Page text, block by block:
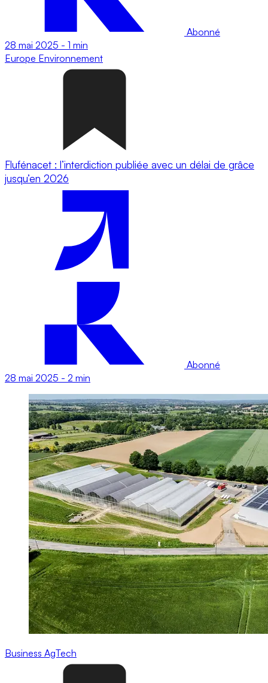
Abonné
28 mai 2025 - 1 min
Europe Environnement
Flufénacet : l’interdiction publiée avec un délai de grâce
jusqu’en 2026
Abonné
28 mai 2025 - 2 min
Business AgTech